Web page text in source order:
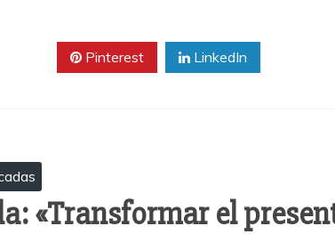
Pinterest LinkedIn
«Transformar el